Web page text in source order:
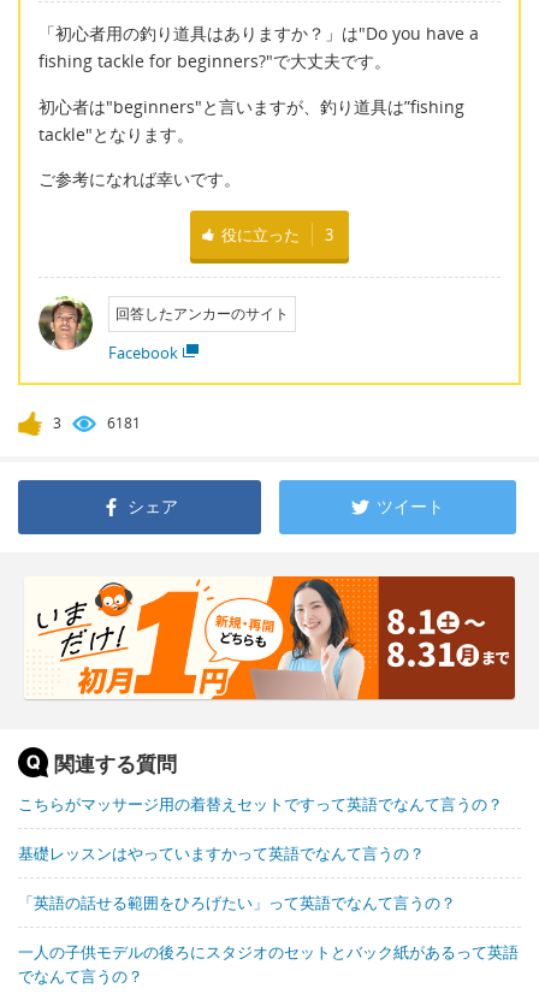
「初心者用の釣り道具はありますか？」は"Do you have a
fishing tackle for beginners?"で大丈夫です。
初心者は"beginners"と言いますが、釣り道具は”fishing
tackle"となります。
ご参考になれば幸いです。
役に立った 3
回答したアンカーのサイト
Facebook
3 6181
シェア ツイート
関連する質問
こちらがマッサージ用の着替えセットですって英語でなんて言うの？
基礎レッスンはやっていますかって英語でなんて言うの？
「英語の話せる範囲をひろげたい」って英語でなんて言うの？
一人の子供モデルの後ろにスタジオのセットとバック紙があるって英語
でなんて言うの？